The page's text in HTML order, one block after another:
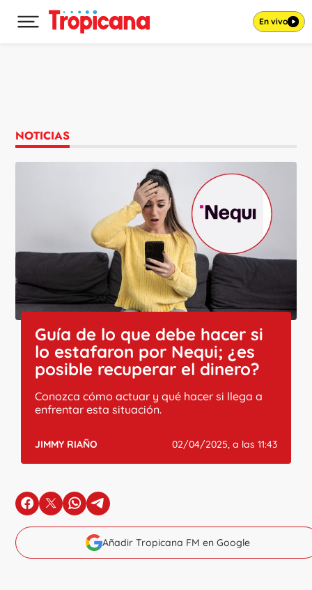
Desplegar menú principal En vivo
NOTICIAS
Guía de lo que debe hacer si
lo estafaron por Nequi; ¿es
posible recuperar el dinero?
Conozca cómo actuar y qué hacer si llega a
enfrentar esta situación.
JIMMY RIAÑO 02/04/2025, a las 11:43
en Facebook
en Xen Whatsapp
en Telegram
Añadir Tropicana FM en Google